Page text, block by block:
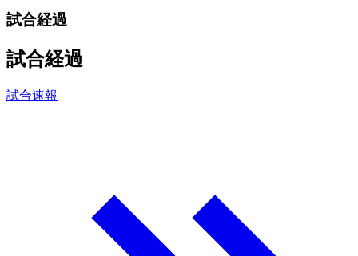
試合経過
試合経過
試合速報